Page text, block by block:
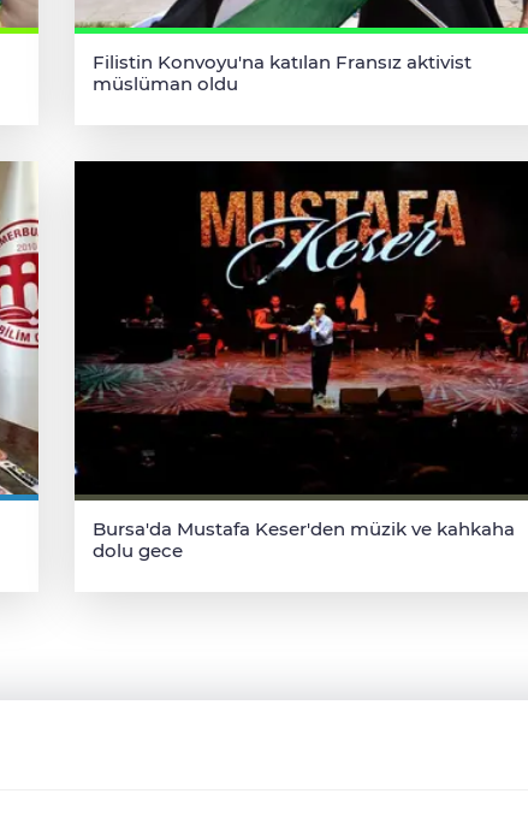
Filistin Konvoyu'na katılan Fransız aktivist
müslüman oldu
Bursa'da Mustafa Keser'den müzik ve kahkaha
dolu gece